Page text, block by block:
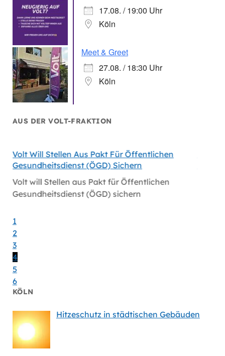
17.08. / 19:00 Uhr
Köln
Meet & Greet
27.08. / 18:30 Uhr
Köln
AUS DER VOLT-FRAKTION
Volt Will Stellen Aus Pakt Für Öffentlichen
Gesundheitsdienst (ÖGD) Sichern
Volt will Stellen aus Pakt für Öffentlichen
Gesundheitsdienst (ÖGD) sichern
1
2
3
4
5
6
KÖLN
Hitzeschutz in städtischen Gebäuden